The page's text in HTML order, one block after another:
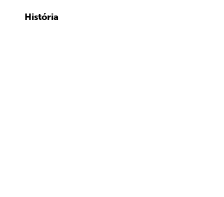
História